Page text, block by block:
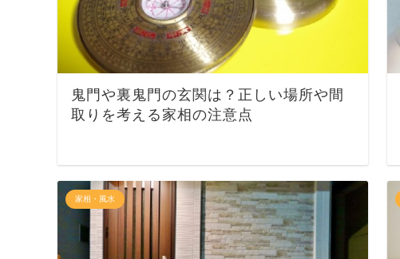
鬼門や裏鬼門の玄関は？正しい場所や間
取りを考える家相の注意点
家相・風水